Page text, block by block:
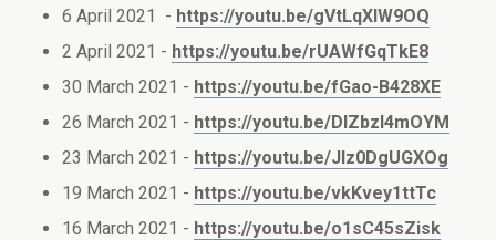
6 April 2021 - https://youtu.be/gVtLqXlW9OQ
2 April 2021 - https://youtu.be/rUAWfGqTkE8
30 March 2021 - https://youtu.be/fGao-B428XE
26 March 2021 - https://youtu.be/DlZbzI4mOYM
23 March 2021 - https://youtu.be/JIz0DgUGXOg
19 March 2021 - https://youtu.be/vkKvey1ttTc
16 March 2021 - https://youtu.be/o1sC45sZisk